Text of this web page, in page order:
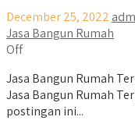
December 25, 2022
Jasa Bangun Rumah
Off
Jasa Bangun Rumah
Jasa Bangun Rumah
postingan ini...